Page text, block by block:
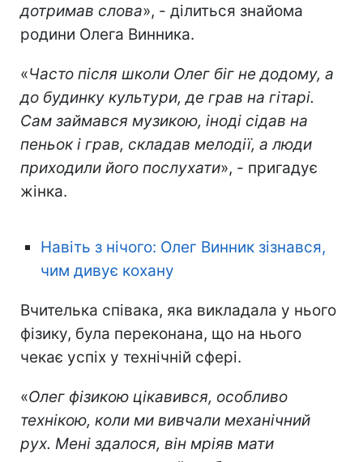
дотримав слова», - ділиться знайома
родини Олега Винника.
«Часто після школи Олег біг не додому, а
до будинку культури, де грав на гітарі.
Сам займався музикою, іноді сідав на
пеньок і грав, складав мелодії, а люди
приходили його послухати», - пригадує
жінка.
Play
Video
Навіть з нічого: Олег Винник зізнався,
чим дивує кохану